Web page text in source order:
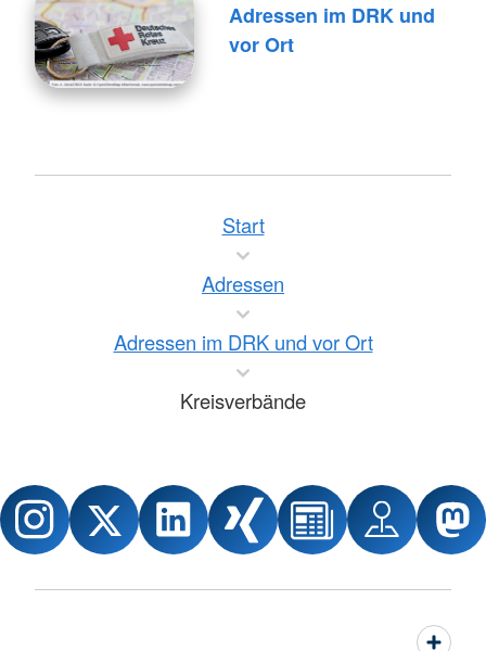
Adressen im DRK und
vor Ort
Start
Adressen
Adressen im DRK und vor Ort
Kreisverbände